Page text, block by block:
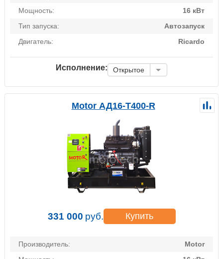
Мощность:
16 кВт
Тип запуска:
Автозапуск
Двигатель:
Ricardo
Исполнение: Открытое
Motor АД16-Т400-R
331 000 руб. Купить
Производитель:
Motor